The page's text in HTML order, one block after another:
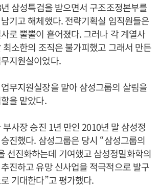
삼성특검을 받으면서 구조조정본부를
기고 해체했다. 전략기획실 임직원들은
로 뿔뿔이 흩어졌다. 그러나 각 계열사
소한의 조직은 불가피했고 그래서 만든
지원실이었다.
무지원실장을 맡아 삼성그룹의 살림을
을 맡았다.
사장 승진 1년 만인 2010년 말 삼성정
진했다. 삼성그룹은 당시 “삼성그룹의
선진화하는데 기여했고 삼성정밀화학의
진하고 유망 신사업을 적극적으로 발구
기대한다”고 평가했다.